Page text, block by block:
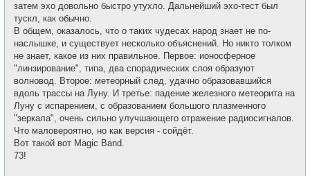
затем эхо довольно быстро утухло. Дальнейший эхо-тест был
тускл, как обычно.
В общем, оказалось, что о таких чудесах народ знает не по-
наслышке, и существует несколько объяснений. Но никто толком
не знает, какое из них правильное. Первое: ионосферное
"линзирование", типа, два спорадических слоя образуют
волновод. Второе: метеорный след, удачно образовавшийся
вдоль трассы на Луну. И третье: падение железного метеорита на
Луну с испарением, с образованием большого плазменного
"зеркала", очень сильно улучшающего отражение радиосигналов.
Что маловероятно, но как версия - сойдёт.
Вот такой вот Magic Band.
73!